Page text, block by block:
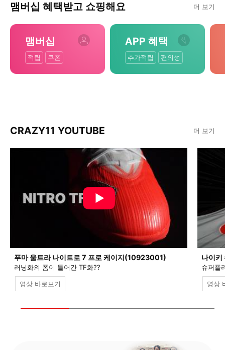
맴버십 혜택받고 쇼핑해요 더 보기
맴버십
적립 쿠폰
APP 혜택
추가적립 편의성
CRAZY11 YOUTUBE 더 보기
푸마 울트라 나이트로 7 프로 케이지(10923001)
러닝화의 폼이 들어간 TF화??
영상 바로보기
나이
슈퍼플
영상